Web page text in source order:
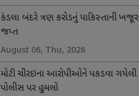
કંડલા બંદરે ત્રણ કરોડનું પાકિસ્તાની ખજૂર
જપ્ત
August 06, Thu, 2026
મોટી ચીરઇના આરોપીઓને પકડવા ગયેલી
પોલીસ પર હુમલો